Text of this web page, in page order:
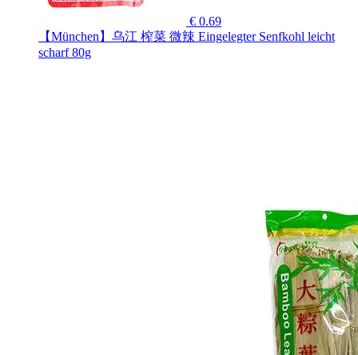
€ 0.69
【München】乌江 榨菜 微辣 Eingelegter Senfkohl leicht
scharf 80g